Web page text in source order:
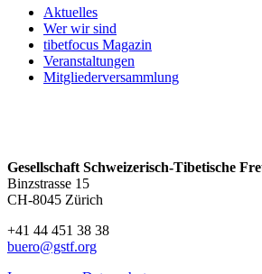
Aktuelles
Wer wir sind
tibetfocus Magazin
Veranstaltungen
Mitgliederversammlung
Gesellschaft Schweizerisch-Tibetische
Binzstrasse 15
CH-8045 Zürich
+41 44 451 38 38
buero@gstf.org